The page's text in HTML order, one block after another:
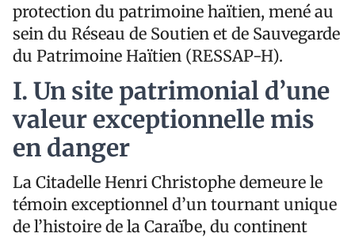
protection du patrimoine haïtien, mené au
sein du Réseau de Soutien et de Sauvegarde
du Patrimoine Haïtien (RESSAP-H).
I. Un site patrimonial d’une
valeur exceptionnelle mis
en danger
La Citadelle Henri Christophe demeure le
témoin exceptionnel d’un tournant unique
de l’histoire de la Caraïbe, du continent